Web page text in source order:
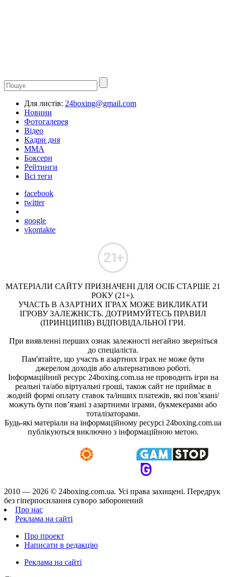
Для листів: 24boxing@gmail.com
Новини
Фотогалерея
Відео
Кадри дня
ММА
Боксери
Рейтинги
Всі теги
facebook
twitter
google
vkontakte
МАТЕРІАЛИ САЙТУ ПРИЗНАЧЕНІ ДЛЯ ОСІБ СТАРШЕ 21
РОКУ (21+).
УЧАСТЬ В АЗАРТНИХ ІГРАХ МОЖЕ ВИКЛИКАТИ
ІГРОВУ ЗАЛЕЖНІСТЬ. ДОТРИМУЙТЕСЬ ПРАВИЛ
(ПРИНЦИПІВ) ВІДПОВІДАЛЬНОЇ ГРИ.
При виявленні перших ознак залежності негайно зверніться
до спеціаліста.
Пам'ятайте, що участь в азартних іграх не може бути
джерелом доходів або альтернативою роботі.
Інформаційний ресурс 24boxing.com.ua не проводить ігри на
реальні та/або віртуальні гроші, також сайт не приймає в
жодній формі оплату ставок та/інших платежів, які пов’язані/
можуть бути пов’язані з азартними іграми, букмекерами або
тоталізаторами.
Будь-які матеріали на інформаційному ресурсі 24boxing.com.ua
публікуються виключно з інформаційною метою.
2010 — 2026 © 24boxing.com.ua. Усi права захищенi. Передрук
без гіперпосилання суворо заборонений
Про нас
Реклама на сайті
Про проект
Написати в редакцію
Реклама на сайті